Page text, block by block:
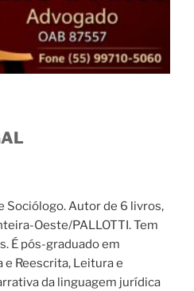
Sociólogo. Autor de 6 livros,
Oeste/PALLOTTI. Tem
É pós-graduado em
e Reescrita, Leitura e
da linguagem jurídica